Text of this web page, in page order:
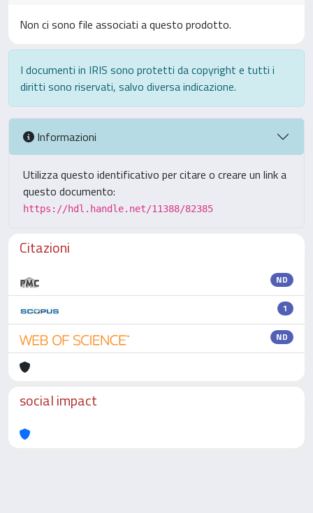
Non ci sono file associati a questo prodotto.
I documenti in IRIS sono protetti da copyright e tutti i
diritti sono riservati, salvo diversa indicazione.
Informazioni
Utilizza questo identificativo per citare o creare un link a
questo documento:
https://hdl.handle.net/11388/82385
Citazioni
ND
1
ND
social impact